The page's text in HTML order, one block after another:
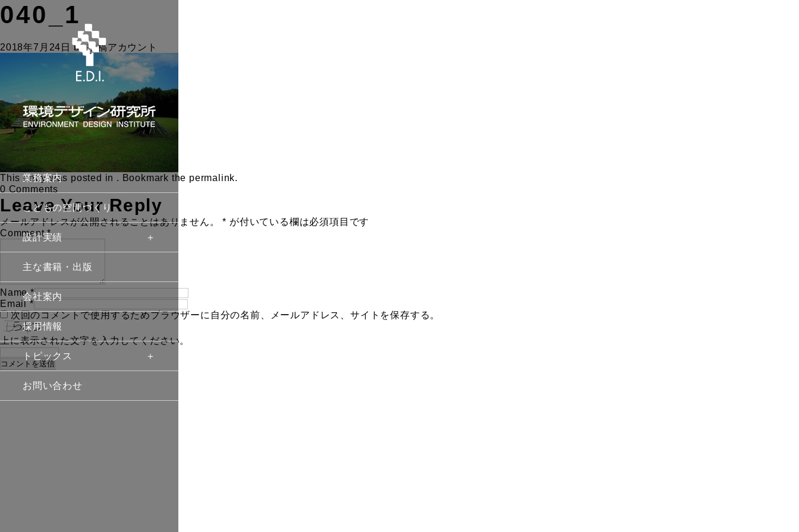
業務案内
こどもの空間づくり
設計実績
主な書籍・出版
会社案内
採用情報
トピックス
お問い合わせ
040_1
2018年7月24日 by投稿アカウント
This entry was posted in . Bookmark the permalink.
0 Comments
Leave Your Reply
メールアドレスが公開されることはありません。 * が付いている欄は必須項目です
Comment *
Name *
Email *
次回のコメントで使用するためブラウザーに自分の名前、メールアドレス、サイトを保存する。
上に表示された文字を入力してください。